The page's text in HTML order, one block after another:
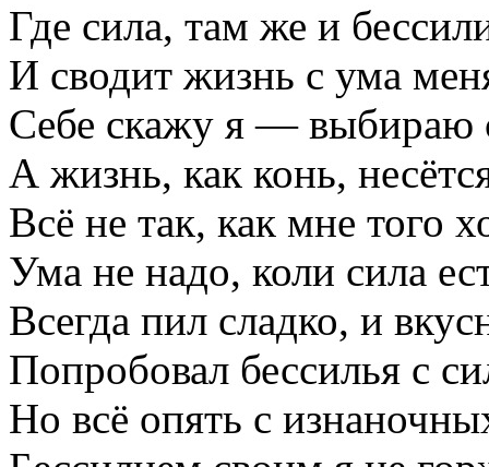
Где сила, там же и
И сводит жизнь с ума
Себе скажу я — выбираю
А жизнь, как конь,
Всё не так, как мне того
Ума не надо, коли сила
Всегда пил сладко, и
Попробовал бессилья с
Но всё опять с